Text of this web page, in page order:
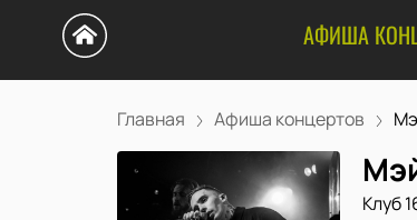
АФИША
Главная Афиша концертов
Клуб